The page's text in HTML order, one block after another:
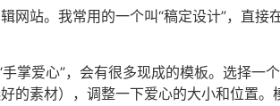
网站。我常用的一个叫“稿定设计”，直接
掌爱心”，会有很多现成的模板。选择一
的素材），调整一下爱心的大小和位置。